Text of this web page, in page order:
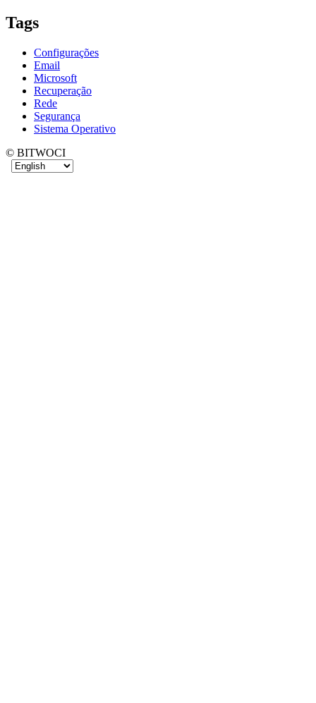
Tags
Configurações
Email
Microsoft
Recuperação
Rede
Segurança
Sistema Operativo
© BITWOCI